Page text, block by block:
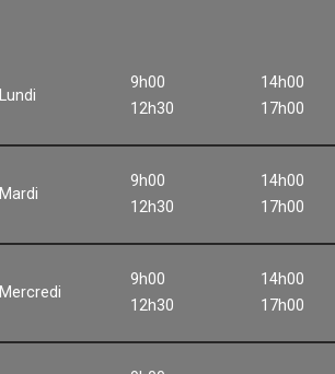
Lundi
9h00
12h30
14h00
17h00
Mardi
9h00
12h30
14h00
17h00
Mercredi
9h00
12h30
14h00
17h00